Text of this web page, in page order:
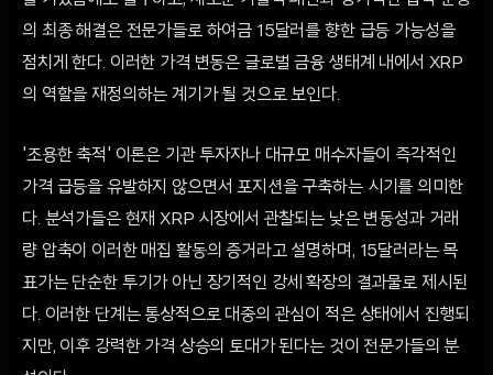
의 최종 해결은 전문가들로 하여금 15달러를 향한 급등 가능성을
점치게 한다. 이러한 가격 변동은 글로벌 금융 생태계 내에서 XRP
의 역할을 재정의하는 계기가 될 것으로 보인다.
'조용한 축적' 이론은 기관 투자자나 대규모 매수자들이 즉각적인
가격 급등을 유발하지 않으면서 포지션을 구축하는 시기를 의미한
다. 분석가들은 현재 XRP 시장에서 관찰되는 낮은 변동성과 거래
량 압축이 이러한 매집 활동의 증거라고 설명하며, 15달러라는 목
표가는 단순한 투기가 아닌 장기적인 강세 확장의 결과물로 제시된
다. 이러한 단계는 통상적으로 대중의 관심이 적은 상태에서 진행되
지만, 이후 강력한 가격 상승의 토대가 된다는 것이 전문가들의 분